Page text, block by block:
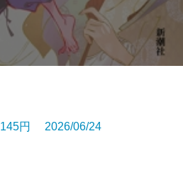
円 2026/06/24